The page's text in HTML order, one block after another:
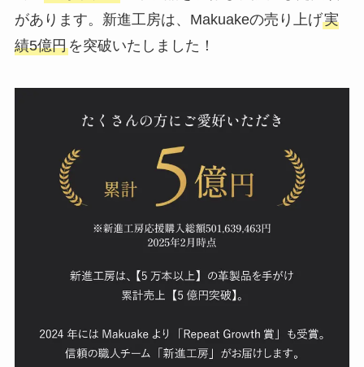
があります。新進工房は、Makuakeの売り上げ実
績5億円を突破いたしました！